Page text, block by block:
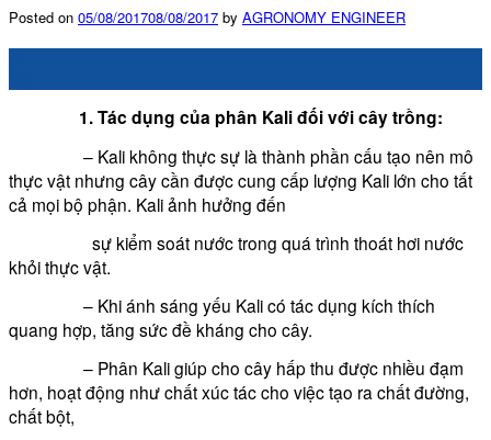
Posted on 05/08/201708/08/2017 by AGRONOMY ENGINEER
1. Tác dụng của phân Kali đối với cây trồng:
– Kali không thực sự là thành phần cấu tạo nên mô
thực vật nhưng cây cần được cung cấp lượng Kali lớn cho tất
cả mọi bộ phận. Kali ảnh hưởng đến
sự kiểm soát nước trong quá trình thoát hơi nước
khỏi thực vật.
– Khi ánh sáng yếu Kali có tác dụng kích thích
quang hợp, tăng sức đề kháng cho cây.
– Phân Kali giúp cho cây hấp thu được nhiều đạm
hơn, hoạt động như chất xúc tác cho việc tạo ra chất đường,
chất bột,